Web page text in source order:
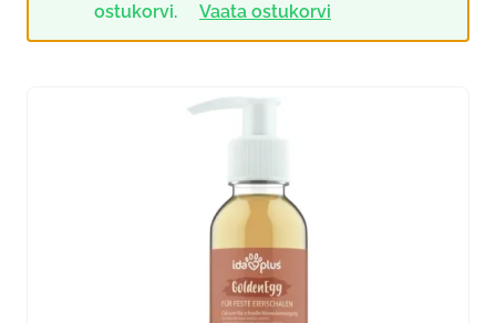
ostukorvi.
Vaata ostukorvi